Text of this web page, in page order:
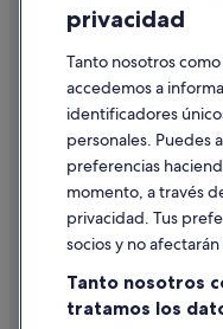
Reynella hoteles
Hahndorf hoteles
Burnside hoteles
Gepps Cross hoteles
Golden Grove hoteles
West Lakes hoteles
Adelaida hoteles
Kangarilla hoteles
Información legal/contacto
Pautas sobre el contenido
Ayuda
Cancelar un vuelo
Cancelar una reserva de
Utilizar un cupón de Expedia
privacidad
Tanto nosotros
accedemos a
identificadores
personales. Puedes
preferencias
momento, a través
privacidad. Tus
socios y no
Tanto nosotros
tratamos los